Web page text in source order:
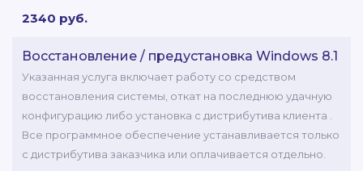
2340 руб.
Восстановление / предустановка Windows 8.1
Указанная услуга включает работу со средством
восстановления системы, откат на последнюю удачную
конфигурацию либо установка с дистрибутива клиента .
Все программное обеспечение устанавливается только
с дистрибутива заказчика или оплачивается отдельно.